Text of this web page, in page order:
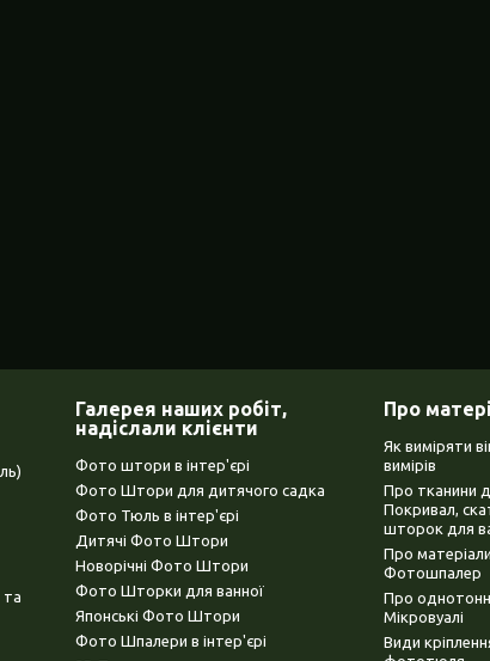
Галерея наших робіт,
надіслали клієнти
Фото штори в інтер'єрі
Фото Штори для дитячого садка
Фото Тюль в інтер'єрі
Дитячі Фото Штори
Новорічні Фото Штори
Фото Шторки для ванної
Японські Фото Штори
Фото Шпалери в інтер'єрі
Про
Як виміряти
вимірів
Про тканини
Покривал,
шторок для
Про
Фотошпалер
Про
Мікровуалі
Види